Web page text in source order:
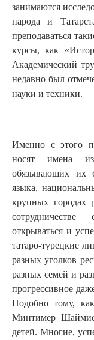
занимаются
народа и
преподаваться
курсы, как
Академический
недавно был
науки и техники.
Именно с этого
носят имена
обязывающих их
языка,
крупных городах
открываться и
татаро-турецкие
разных уголков
разных семей и
прогрессивное
Подобно тому,
Минтимер
детей. Многие,